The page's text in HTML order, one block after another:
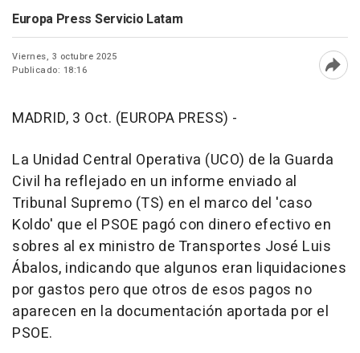
Europa Press Servicio Latam
Viernes, 3 octubre 2025
Publicado: 18:16
MADRID, 3 Oct. (EUROPA PRESS) -
La Unidad Central Operativa (UCO) de la Guarda
Civil ha reflejado en un informe enviado al
Tribunal Supremo (TS) en el marco del 'caso
Koldo' que el PSOE pagó con dinero efectivo en
sobres al ex ministro de Transportes José Luis
Ábalos, indicando que algunos eran liquidaciones
por gastos pero que otros de esos pagos no
aparecen en la documentación aportada por el
PSOE.